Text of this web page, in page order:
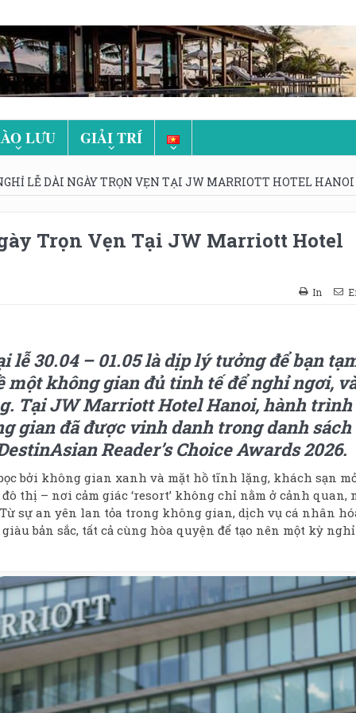
LƯU GIẢI TRÍ
LỄ DÀI NGÀY TRỌN VẸN TẠI JW MARRIOTT HOTEL HANOI
Trọn Vẹn Tại JW Marriott Hotel
In
30.04 – 01.05 là dịp lý tưởng để bạn
không gian đủ tinh tế để nghỉ ngơi,
Tại JW Marriott Hotel Hanoi, hành trình
gian đã được vinh danh trong danh sách
Reader’s Choice Awards 2026.
bởi không gian xanh và mặt hồ tĩnh lặng, khách sạn
thị – nơi cảm giác ‘resort’ không chỉ nằm ở cảnh quan,
sự an yên lan tỏa trong không gian, dịch vụ cá nhân
bản sắc, tất cả cùng hòa quyện để tạo nên một kỳ nghỉ